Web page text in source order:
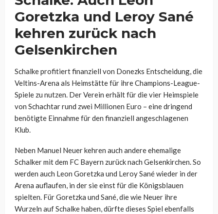
Goretzka und Leroy Sané
kehren zurück nach
Gelsenkirchen
Schalke profitiert finanziell von Donezks Entscheidung, die
Veltins-Arena als Heimstätte für ihre Champions-League-
Spiele zu nutzen. Der Verein erhält für die vier Heimspiele
von Schachtar rund zwei Millionen Euro – eine dringend
benötigte Einnahme für den finanziell angeschlagenen
Klub.
Neben Manuel Neuer kehren auch andere ehemalige
Schalker mit dem FC Bayern zurück nach Gelsenkirchen. So
werden auch Leon Goretzka und Leroy Sané wieder in der
Arena auflaufen, in der sie einst für die Königsblauen
spielten. Für Goretzka und Sané, die wie Neuer ihre
Wurzeln auf Schalke haben, dürfte dieses Spiel ebenfalls